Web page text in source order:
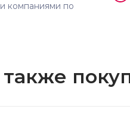
компаниями по